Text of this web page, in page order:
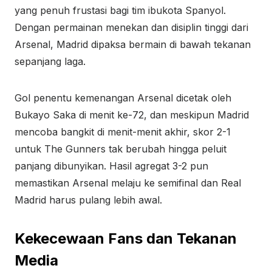
yang penuh frustasi bagi tim ibukota Spanyol.
Dengan permainan menekan dan disiplin tinggi dari
Arsenal, Madrid dipaksa bermain di bawah tekanan
sepanjang laga.
Gol penentu kemenangan Arsenal dicetak oleh
Bukayo Saka di menit ke-72, dan meskipun Madrid
mencoba bangkit di menit-menit akhir, skor 2-1
untuk The Gunners tak berubah hingga peluit
panjang dibunyikan. Hasil agregat 3-2 pun
memastikan Arsenal melaju ke semifinal dan Real
Madrid harus pulang lebih awal.
Kekecewaan Fans dan Tekanan
Media